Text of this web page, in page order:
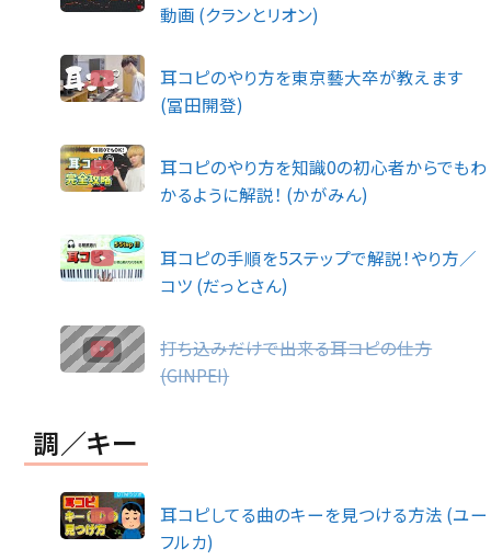
動画 (クランとリオン)
耳コピのやり方を東京藝大卒が教えます
(冨田開登)
耳コピのやり方を知識0の初心者からでもわ
かるように解説！ (かがみん)
耳コピの手順を5ステップで解説！やり方／
コツ (だっとさん)
打ち込みだけで出来る耳コピの仕方
(GINPEI)
調／キー
耳コピしてる曲のキーを見つける方法 (ユー
フルカ)